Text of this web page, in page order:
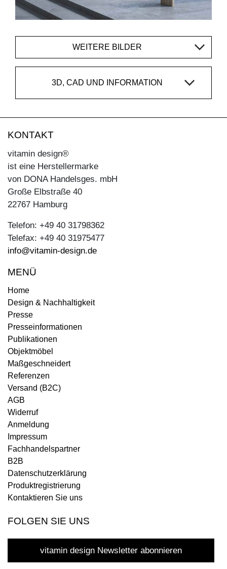
WEITERE BILDER
3D, CAD UND INFORMATION
KONTAKT
vitamin design®
ist eine Herstellermarke
von DONA Handelsges. mbH
Große Elbstraße 40
22767 Hamburg
Telefon: +49 40 31798362
Telefax: +49 40 31975477
info@vitamin-design.de
MENÜ
Home
Design & Nachhaltigkeit
Presse
Presseinformationen
Publikationen
Objektmöbel
Maßgeschneidert
Referenzen
Versand (B2C)
AGB
Widerruf
Anmeldung
Impressum
Fachhandelspartner
B2B
Datenschutzerklärung
Produktregistrierung
Kontaktieren Sie uns
FOLGEN SIE UNS
vitamin design Newsletter abonnieren